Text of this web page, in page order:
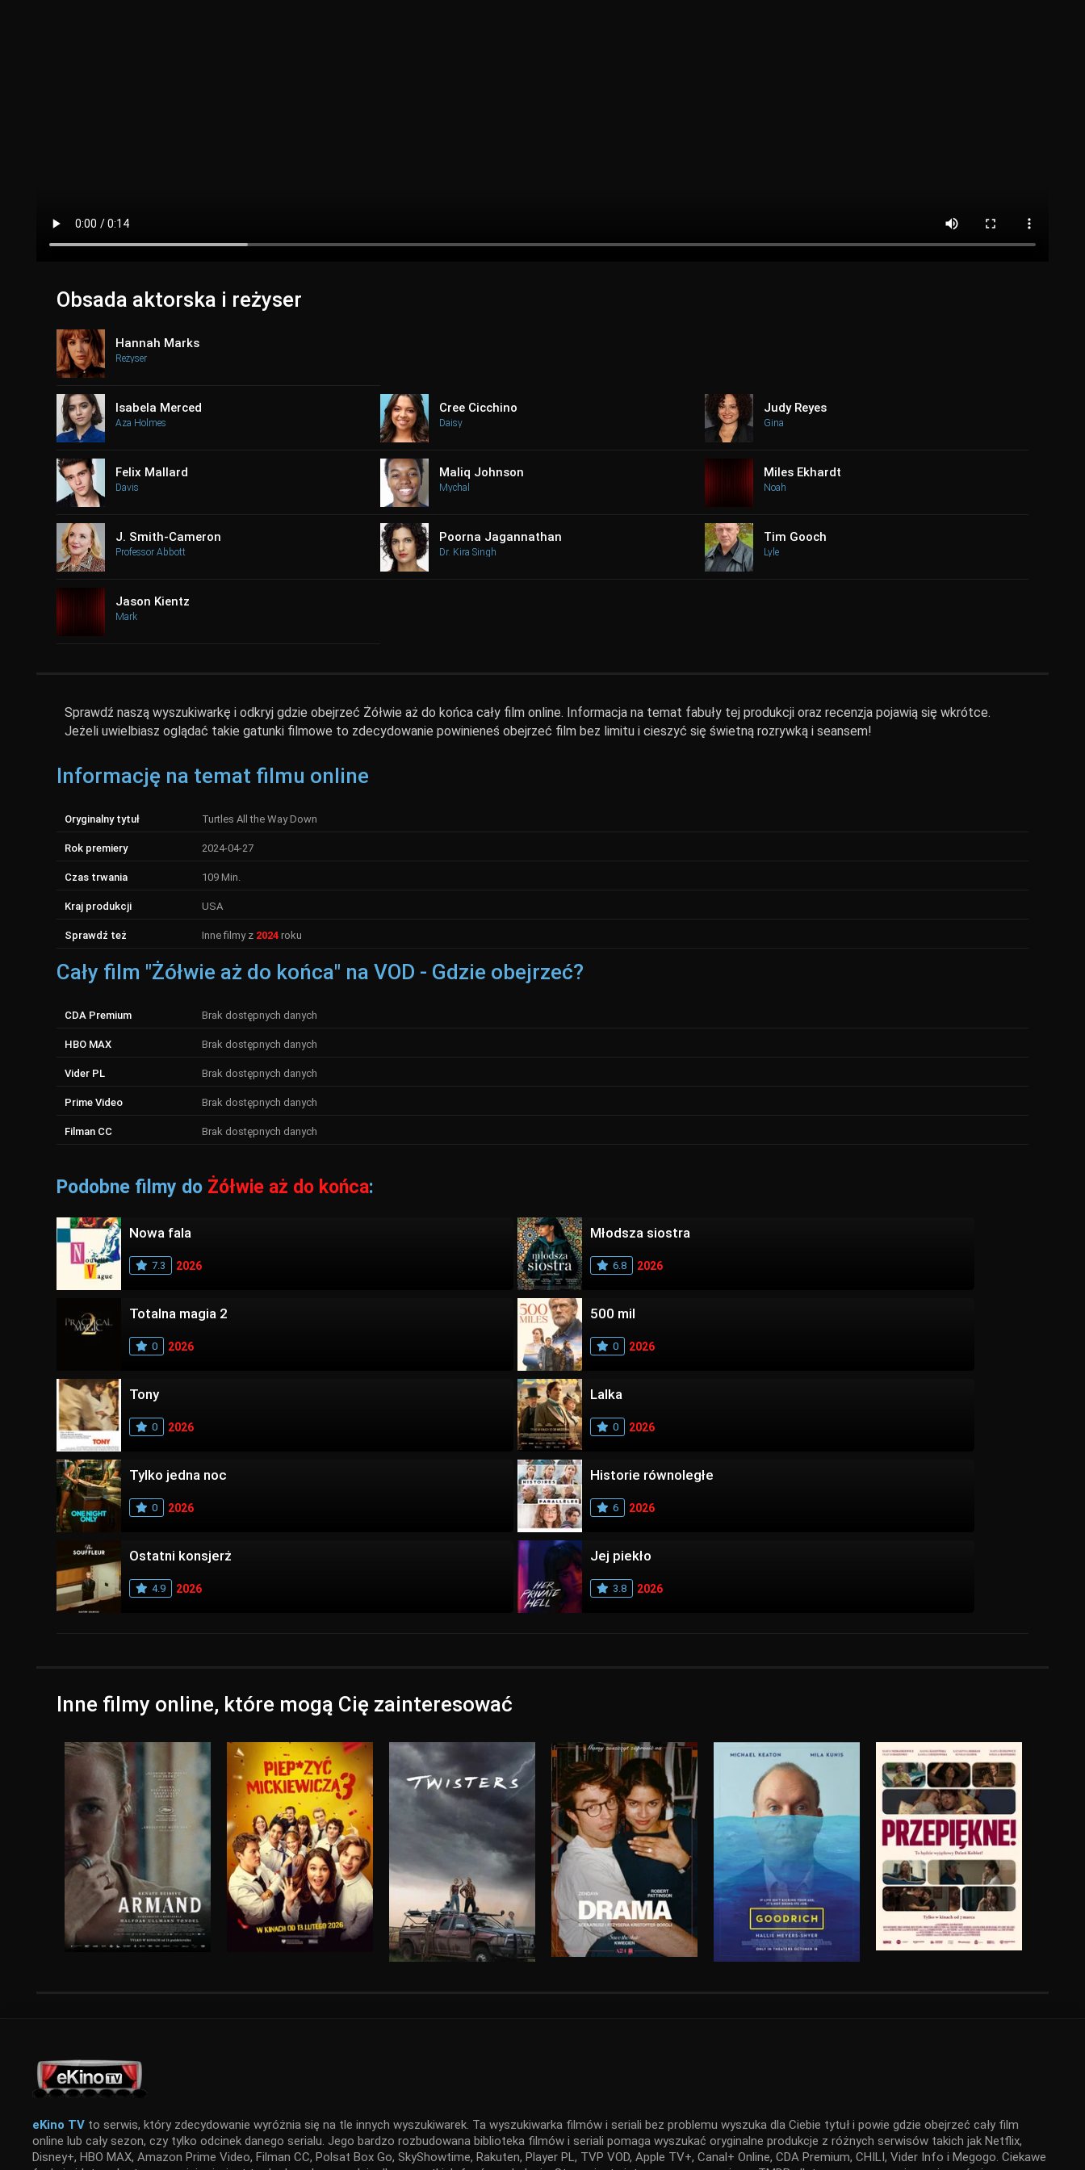
Obsada aktorska i reżyser
Hannah Marks
Reżyser
Isabela Merced
Aza Holmes
Cree Cicchino
Daisy
Judy Reyes
Gina
Felix Mallard
Davis
Maliq Johnson
Mychal
Miles Ekhardt
Noah
J. Smith-Cameron
Professor Abbott
Poorna Jagannathan
Dr. Kira Singh
Tim Gooch
Lyle
Jason Kientz
Mark
Sprawdź naszą wyszukiwarkę i odkryj gdzie obejrzeć Żółwie aż do końca cały film online. Informacja na temat fabuły tej produkcji oraz recenzja pojawią się wkrótce.
Jeżeli uwielbiasz oglądać takie gatunki filmowe to zdecydowanie powinieneś obejrzeć film bez limitu i cieszyć się świetną rozrywką i seansem!
Informację na temat filmu online
Oryginalny tytuł Turtles All the Way Down
Rok premiery 2024-04-27
Czas trwania 109 Min.
Kraj produkcji USA
Sprawdź też Inne filmy z 2024 roku
Cały film "Żółwie aż do końca" na VOD - Gdzie obejrzeć?
CDA Premium Brak dostępnych danych
HBO MAX Brak dostępnych danych
Vider PL Brak dostępnych danych
Prime Video Brak dostępnych danych
Filman CC Brak dostępnych danych
Podobne filmy do Żółwie aż do końca:
Nowa fala
7.3 2026
Młodsza siostra
6.8 2026
Totalna magia 2
0 2026
500 mil
0 2026
Tony
0 2026
Lalka
0 2026
Tylko jedna noc
0 2026
Historie równoległe
6 2026
Ostatni konsjerż
4.9 2026
Jej piekło
3.8 2026
Inne filmy online, które mogą Cię zainteresować
eKino TV to serwis, który zdecydowanie wyróżnia się na tle innych wyszukiwarek. Ta wyszukiwarka filmów i seriali bez problemu wyszuka dla Ciebie tytuł i powie gdzie obejrzeć cały film
online lub cały sezon, czy tylko odcinek danego serialu. Jego bardzo rozbudowana biblioteka filmów i seriali pomaga wyszukać oryginalne produkcje z różnych serwisów takich jak Netflix,
Disney+, HBO MAX, Amazon Prime Video, Filman CC, Polsat Box Go, SkyShowtime, Rakuten, Player PL, TVP VOD, Apple TV+, Canal+ Online, CDA Premium, CHILI, Vider Info i Megogo. Ciekawe